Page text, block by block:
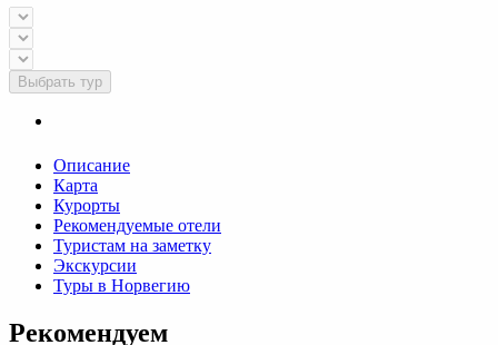
Выбрать тур
Описание
Карта
Курорты
Рекомендуемые отели
Туристам на заметку
Экскурсии
Туры в Норвегию
Рекомендуем